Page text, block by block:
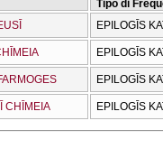
Tipo di
EPILOGĪS
EPILOGĪS
EPILOGĪS
CΗĪMEIA EPILOGĪS